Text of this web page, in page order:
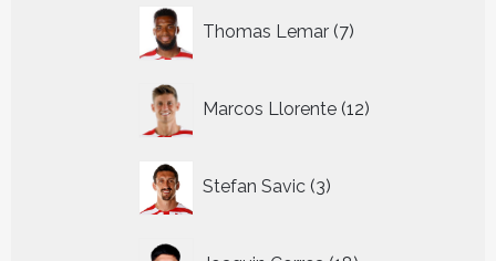
Thomas Lemar 7
producten
Marcos Llorente 12
producten
Stefan Savic 3
producten